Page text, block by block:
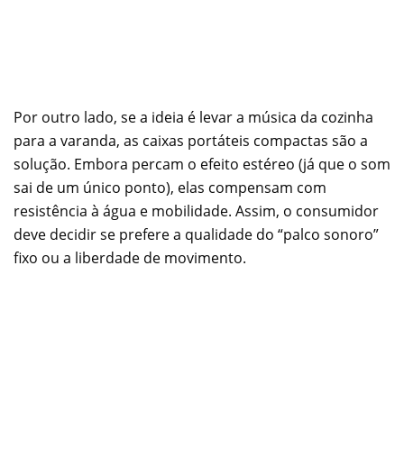
Por outro lado, se a ideia é levar a música da cozinha
para a varanda, as caixas portáteis compactas são a
solução. Embora percam o efeito estéreo (já que o som
sai de um único ponto), elas compensam com
resistência à água e mobilidade. Assim, o consumidor
deve decidir se prefere a qualidade do “palco sonoro”
fixo ou a liberdade de movimento.